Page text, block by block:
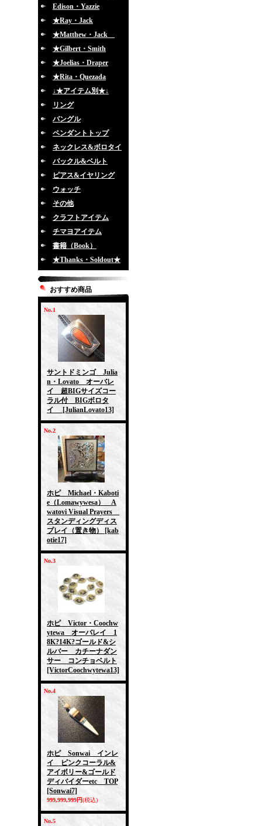
Edison・Yazzie
★Ray・Jack
★Matthew・Jack
★Gilbert・Smith
★Joelias・Draper
★Rita・Quezada
↓★アイテム別★↓
リング
バングル
ペンダントトップ
ネックレス&ボロタイ
バックル&ベルト
ピアス&イヤリング
ウォッチ
その他
クラフトアイテム
チマヨアイテム
書籍（Book）
★Thanks・Soldout★
おすすめ商品
No.1
サントドミンゴ Julia
n・Lovato オーバレ
イ 超BIGサイズコー
ラル付 BIGボロタ
イ
[JulianLovato13]
No.2
ホピ Michael・Kaboti
e（Lomawywesa） A
watovi Visual Prayers
スタンディングディス
プレイ（置き物）
[kab
otie17]
No.3
ホピ Victor・Coochw
ytewa オーバレイ 1
8K?14K?ゴールド&シ
ルバー カチーナダン
サー コンチョベルト
[VictorCoochwytewa13]
No.4
ホピ Sonwai インレ
イ ピンクコーラル&
アイボリー&ゴールド
ディバイダーetc TOP
[Sonwai7]
999,999,999円(税込)
No.5